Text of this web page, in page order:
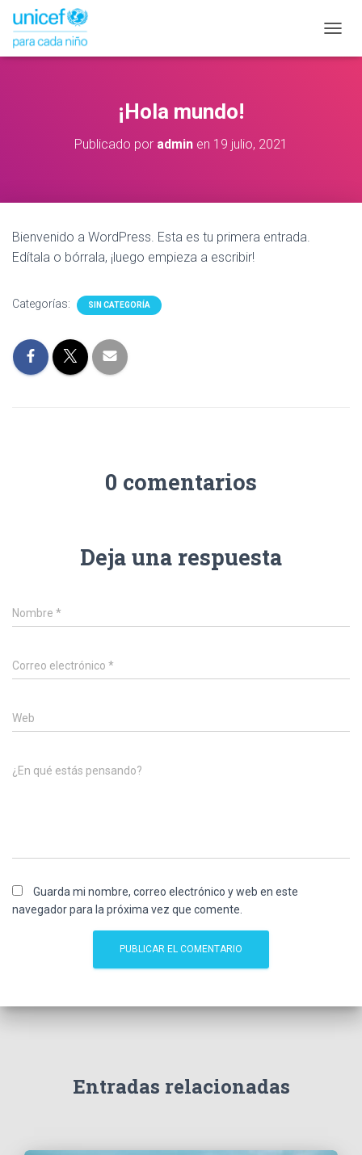
A
¡Hola mundo!
Publicado por admin en 19 julio, 2021
Bienvenido a WordPress. Esta es tu primera entrada.
Edítala o bórrala, ¡luego empieza a escribir!
Categorías: SIN CATEGORÍA
0 comentarios
Deja una respuesta
Nombre *
Correo electrónico *
Web
¿En qué estás pensando?
Guarda mi nombre, correo electrónico y web en este
navegador para la próxima vez que comente.
Entradas relacionadas